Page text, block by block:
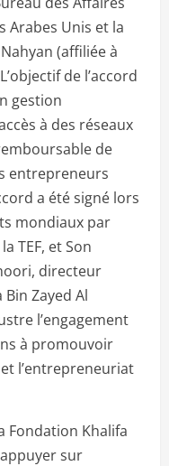
Arabes Unis et la
(affiliée à
de l’accord
gestion
à des réseaux
de
entrepreneurs
a été signé lors
mondiaux par
TEF, et Son
directeur
Zayed Al
l’engagement
à promouvoir
l’entrepreneuriat
Fondation Khalifa
sur